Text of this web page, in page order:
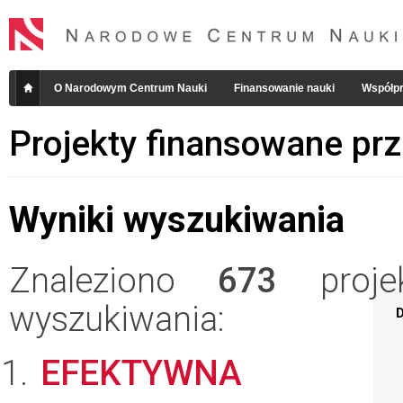
O Narodowym Centrum Nauki Finansowanie nauki
Projekty finansowane
Wyniki wyszukiwania
Znaleziono 673
wyszukiwania:
EFEKTYWNA